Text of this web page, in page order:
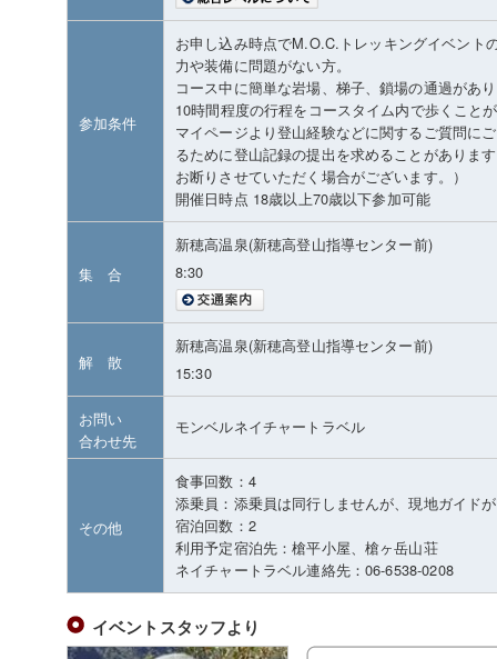
参加条件
お申し込み時点でM.O.C.トレッキングイベント
力や装備に問題がない方。
コース中に簡単な岩場、梯子、鎖場の通過があ
10時間程度の行程をコースタイム内で歩くこと
マイページより登山経験などに関するご質問に
るために登山記録の提出を求めることがありま
お断りさせていただく場合がございます。）
開催日時点 18歳以上70歳以下参加可能
集 合
新穂高温泉(新穂高登山指導センター前)
8:30
解 散
新穂高温泉(新穂高登山指導センター前)
15:30
お問い
合わせ先
モンベルネイチャートラベル
その他
食事回数：4
添乗員：添乗員は同行しませんが、現地ガイド
宿泊回数：2
利用予定宿泊先：槍平小屋、槍ヶ岳山荘
ネイチャートラベル連絡先：06-6538-0208
イベントスタッフより